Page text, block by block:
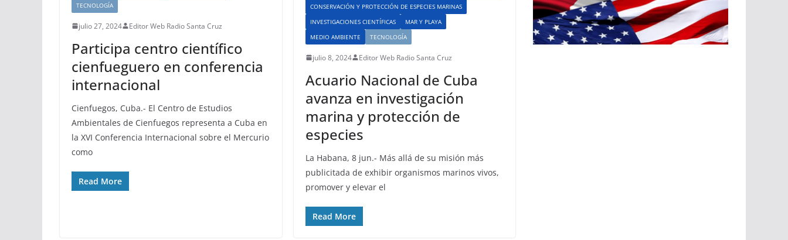
TECNOLOGÍA
julio 27, 2024 Editor Web Radio Santa Cruz
Participa centro científico
cienfueguero en conferencia
internacional
Cienfuegos, Cuba.- El Centro de Estudios
Ambientales de Cienfuegos representa a Cuba en
la XVI Conferencia Internacional sobre el Mercurio
como
Read More
CONSERVACIÓN Y PROTECCIÓN DE ESPECIES MARINAS
INVESTIGACIONES CIENTÍFICAS
MAR Y PLAYA
MEDIO AMBIENTE
TECNOLOGÍA
julio 8, 2024 Editor Web Radio Santa Cruz
Acuario Nacional de Cuba
avanza en investigación
marina y protección de
especies
La Habana, 8 jun.- Más allá de su misión más
publicitada de exhibir organismos marinos vivos,
promover y elevar el
Read More